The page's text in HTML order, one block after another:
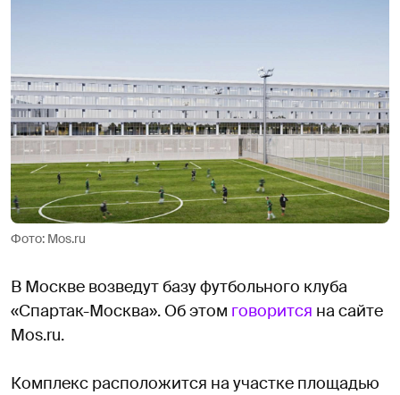
Фото: Mos.ru
В Москве возведут базу футбольного клуба
«Спартак-Москва». Об этом говорится на сайте
Mos.ru.
Комплекс расположится на участке площадью